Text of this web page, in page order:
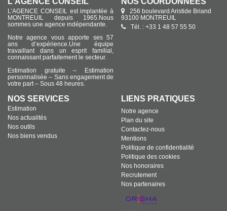
L’AGENCE CONSEIL est implantée à
MONTREUIL depuis 1965.Nous
sommes une agence indépendante.
Notre agence vous apporte ses 57
ans d’expérience.Une équipe
travaillant dans un esprit familial,
connaissant parfaitement le secteur.
Estimation gratuite – Estimation
personnalisée – Sans engagement de
votre part – Sous 48 heures.
256 boulevard Aristide Briand
93100 MONTREUIL
Tél. : +33 1 48 57 55 50
NOS SERVICES
Estimation
Nos actualités
Nos outils
Nos biens vendus
LIENS PRATIQUES
Notre agence
Plan du site
Contactez-nous
Mentions
Politique de confidentialité
Politique des cookies
Nos honoraires
Recrutement
Nos partenaires